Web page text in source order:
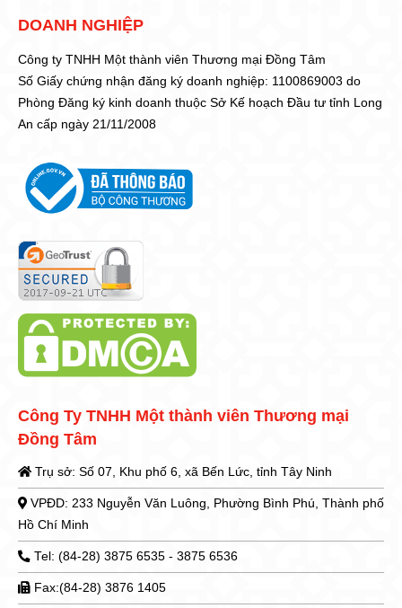
DOANH NGHIỆP
Công ty TNHH Một thành viên Thương mại Đồng Tâm
Số Giấy chứng nhận đăng ký doanh nghiệp: 1100869003 do
Phòng Đăng ký kinh doanh thuộc Sở Kế hoạch Đầu tư tỉnh Long
An cấp ngày 21/11/2008
Công Ty TNHH Một thành viên Thương mại
Đồng Tâm
Trụ sở: Số 07, Khu phố 6, xã Bến Lức, tỉnh Tây Ninh
VPĐD: 233 Nguyễn Văn Luông, Phường Bình Phú, Thành phố
Hồ Chí Minh
Tel: (84-28) 3875 6535 - 3875 6536
Fax:(84-28) 3876 1405